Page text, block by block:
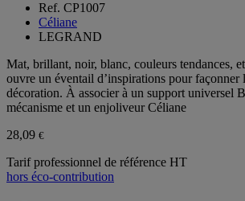
Ref. CP1007
Céliane
LEGRAND
Mat, brillant, noir, blanc, couleurs tendances,
ouvre un éventail d’inspirations pour façonner
décoration. À associer à un support universel
mécanisme et un enjoliveur Céliane
28,09 €
Tarif professionnel de référence HT
hors éco-contribution